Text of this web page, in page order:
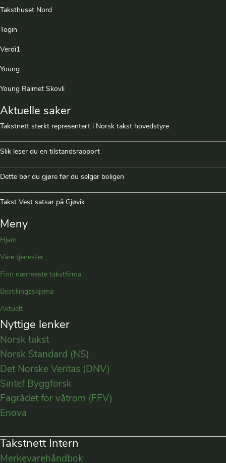
Taksthuset Nord
Togin
Verdi1
Young
Young Raimet Skovli
Aktuelle saker
Takstnett sterkt representert i Norsk takst hovedstyre
Slik leser du en tilstandsrapport
Dette bør du gjøre før du selger boligen
Takst Vest satsar på Gjøvik
Meny
Hjem
Våre tjenester
Finn nærmeste takstfirma
Bestillingsskjema
Aktuelt
Nyttige lenker
Norsk takst
Norsk Standard (NS)
Det Norske Veritas (DNV)
Sintef Byggforsk
Fagrådet for våtrom (FFV)
Enova
Takstnett Intern
Merkevarehåndbok